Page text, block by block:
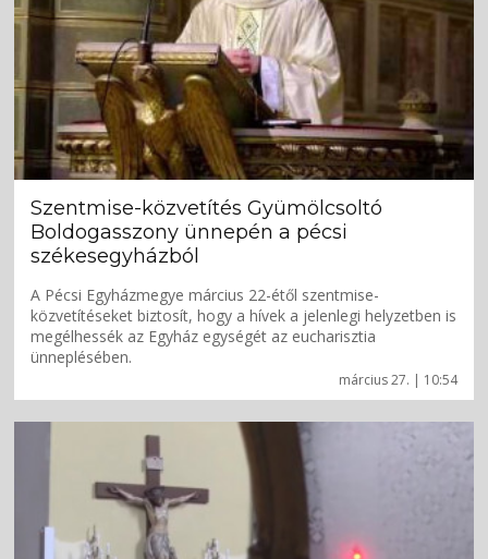
március 27. | 10:54
Szentmise-közvetítés Gyümölcsoltó
Boldogasszony ünnepén a pécsi
székesegyházból
A Pécsi Egyházmegye március 22-étől szentmise-
közvetítéseket biztosít, hogy a hívek a jelenlegi helyzetben is
megélhessék az Egyház egységét az eucharisztia
ünneplésében.